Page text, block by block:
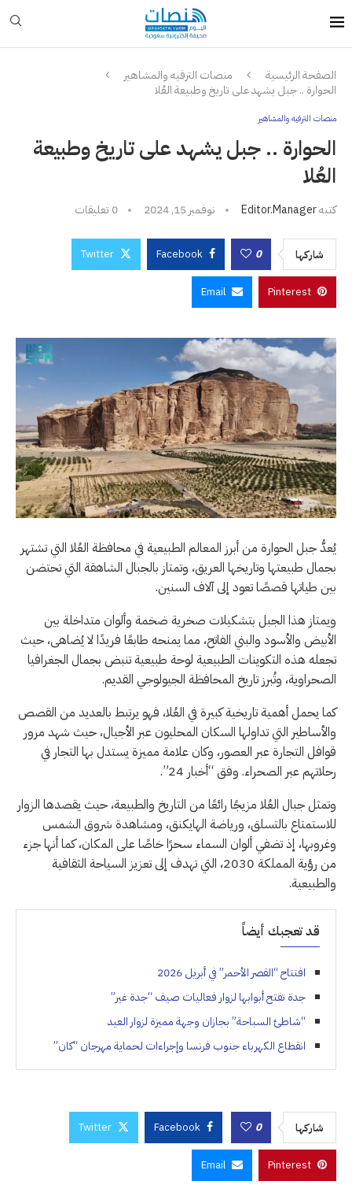
الصفحة الرئيسية
منصات الترفيه والمشاهير
الحوارة .. جبل يشهد على تاريخ وطبيعة العُلا
منصات الترفيه والمشاهير
الحوارة .. جبل يشهد على تاريخ وطبيعة
العُلا
كتبهEditor.manager نوفمبر 15, 2024 0 تعليقات
شاركها 0
Facebook
Twitter
Pinterest
Email
يُعدُّ جبل الحوارة من أبرز المعالم الطبيعية في محافظة العُلا التي تشتهر
بجمال طبيعتها وتاريخها العريق، وتمتاز بالجبال الشاهقة التي تحتضن
بين طياتها قصصًا تعود إلى آلاف السنين.
ويمتاز هذا الجبل بتشكيلات صخرية ضخمة وألوان متداخلة بين
الأبيض والأسود والبني الفاتح، مما يمنحه طابعًا فريدًا لا يُضاهى، حيث
تجعله هذه التكوينات الطبيعية لوحة طبيعية تنبض بجمال الجغرافيا
الصحراوية، وتُبرز تاريخ المحافظة الجيولوجي القديم.
كما يحمل أهمية تاريخية كبيرة في العُلا، فهو يرتبط بالعديد من القصص
والأساطير التي تداولها السكان المحليون عبر الأجيال، حيث شهد مرور
قوافل التجارة عبر العصور، وكان علامة مميزة يستدل بها التجار في
رحلاتهم عبر الصحراء. وفق “أخبار 24”.
وتمثل جبال العُلا مزيجًا رائعًا من التاريخ والطبيعة، حيث يقصدها الزوار
للاستمتاع بالتسلق، ورياضة الهايكنق، ومشاهدة شروق الشمس
وغروبها، إذ تضفي ألوان السماء سحرًا خاصًا على المكان، كما أنها جزء
من رؤية المملكة 2030، التي تهدف إلى تعزيز السياحة الثقافية
والطبيعية.
قد تعجبك أيضاً
افتتاح “القصر الأحمر” في أبريل 2026
جدة تفتح أبوابها لزوار فعاليات صيف “جدة غير”
“شاطئ السباحة” بجازان وجهة مميزة لزوار العيد
انقطاع الكهرباء جنوب فرنسا وإجراءات لحماية مهرجان “كان”
شاركها 0
Facebook
Twitter
Pinterest
Email